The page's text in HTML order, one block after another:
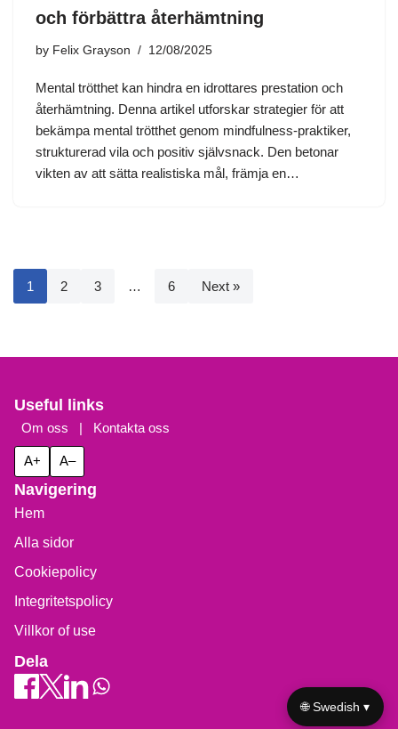
och förbättra återhämtning
by Felix Grayson 12/08/2025
Mental trötthet kan hindra en idrottares prestation och
återhämtning. Denna artikel utforskar strategier för att
bekämpa mental trötthet genom mindfulness-praktiker,
strukturerad vila och positiv självsnack. Den betonar
vikten av att sätta realistiska mål, främja en…
1 2 3 … 6 Next »
Useful links
Om oss | Kontakta oss
A+ A–
Navigering
Hem
Alla sidor
Cookiepolicy
Integritetspolicy
Villkor of use
Dela
🌐 Swedish ▾